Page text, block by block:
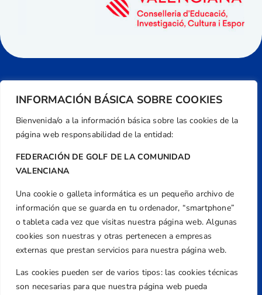
INFORMACIÓN BÁSICA SOBRE COOKIES
Bienvenida/o a la información básica sobre las cookies de la
página web responsabilidad de la entidad:
FEDERACIÓN DE GOLF DE LA COMUNIDAD
VALENCIANA
Una cookie o galleta informática es un pequeño archivo de
información que se guarda en tu ordenador, “smartphone”
o tableta cada vez que visitas nuestra página web. Algunas
cookies son nuestras y otras pertenecen a empresas
externas que prestan servicios para nuestra página web.
Las cookies pueden ser de varios tipos: las cookies técnicas
son necesarias para que nuestra página web pueda
Dirección
Centre de L´Esport, Carrer d'Isaac Peral i
Caballero, Nº 5, Despachos 2 y 3, 46980,
Valencia
+34 961 367 799